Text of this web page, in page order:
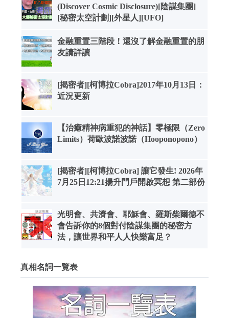
(Discover Cosmic Disclosure)[陰謀集團]
[秘密太空計劃][外星人][UFO]
金融重置三階段！還沒了解金融重置的朋
友請詳讀
[揭密者][柯博拉Cobra]2017年10月13日：
近況更新
【治癒精神病重犯的神話】零極限（Zero
Limits）荷歐波諾波諾（Hooponopono）
[揭密者][柯博拉Cobra] 讓它發生! 2026年
7月25日12:21揚升門戶開啟冥想 第二部份
光明會、共濟會、耶穌會、羅斯柴爾德不
會告訴你的8個對付陰謀集團的秘密方
法，讓世界和平人人快樂富足？
真相名詞一覽表